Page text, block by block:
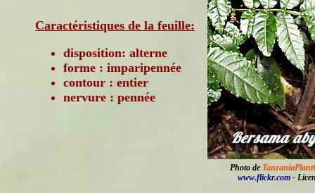
Photo de
www.flickr.com-
Caractéristiques de la feuille:
disposition: alterne
forme : imparipennée
contour : entier
nervure : pennée